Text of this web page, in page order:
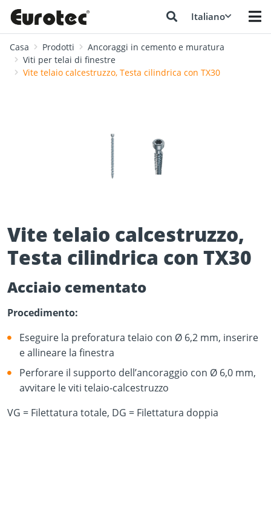
Italiano
Casa Prodotti
Ancoraggi in cemento e muratura
Viti per telai di finestre
Vite telaio calcestruzzo, Testa cilindrica con TX30
Vite telaio calcestruzzo,
Testa cilindrica con TX30
Acciaio cementato
Procedimento:
Eseguire la preforatura telaio con Ø 6,2 mm, inserire
e allineare la finestra
Perforare il supporto dell’ancoraggio con Ø 6,0 mm,
avvitare le viti telaio-calcestruzzo
VG = Filettatura totale, DG = Filettatura doppia